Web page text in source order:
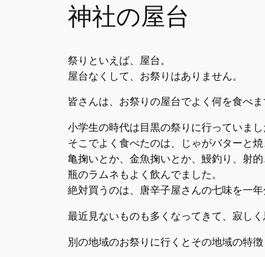
神社の屋台
祭りといえば、屋台。
屋台なくして、お祭りはありません。
皆さんは、お祭りの屋台でよく何を食べま
小学生の時代は目黒の祭りに行っていまし
そこでよく食べたのは、じゃがバターと
亀掬いとか、金魚掬いとか、鰻釣り、射的
瓶のラムネもよく飲んでました。
絶対買うのは、唐辛子屋さんの七味を一年
最近見ないものも多くなってきて、寂しく
別の地域のお祭りに行くとその地域の特